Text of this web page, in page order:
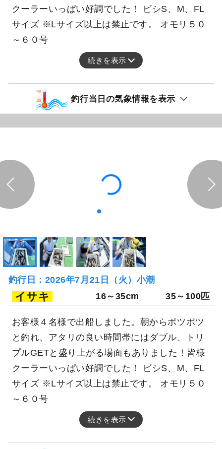
クーラーいっぱい好調でした！ ビシS、M、FL
サイズ ※Lサイズ以上は禁止です。 オモリ５０
～６０号
続きを表示
釣行当日の気象情報を表示
釣行日：2026年7月21日（火）小潮
イサキ 16～35cm 35～100匹
お客様４名様で出船しました。朝からポツポツ
と釣れ、アタリの良い時間帯にはダブル、トリ
プルGETと盛り上がる場面もありました！皆様
クーラーいっぱい好調でした！ ビシS、M、FL
サイズ ※Lサイズ以上は禁止です。 オモリ５０
～６０号
続きを表示